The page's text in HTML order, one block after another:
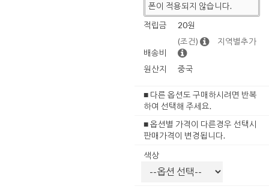
폰이 적용되지 않습니다.
적립금
20원
배송비
(조건) 지역별추가
원산지 중국
■ 다른 옵션도 구매하시려면 반복
하여 선택해 주세요.
■ 옵션별 가격이 다른경우 선택시
판매가격이 변경됩니다.
색상